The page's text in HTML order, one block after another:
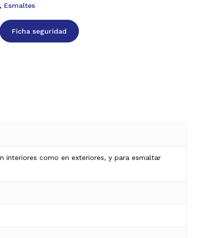
, Esmaltes
Ficha seguridad
interiores como en exteriores, y para esmaltar